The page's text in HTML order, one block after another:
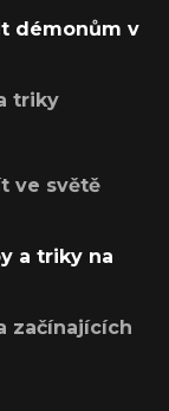
démonům v
triky
ve světě
a triky na
začínajících